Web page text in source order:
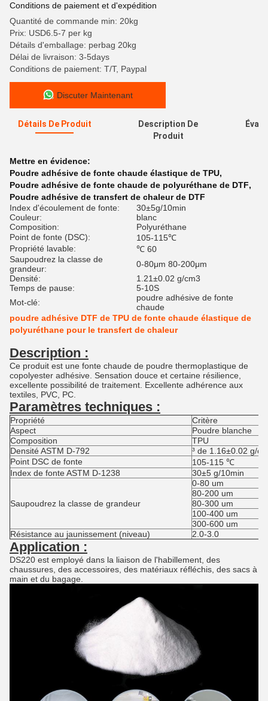
Conditions de paiement et d'expédition
Quantité de commande min: 20kg
Prix: USD6.5-7 per kg
Détails d'emballage: perbag 20kg
Délai de livraison: 3-5days
Conditions de paiement: T/T, Paypal
Discuter Maintenant
Détails De Produit
Description De
Produit
Mettre en évidence:
Poudre adhésive de fonte chaude élastique de TPU,
Poudre adhésive de fonte chaude de polyuréthane de DTF,
Poudre adhésive de transfert de chaleur de DTF
Index d'écoulement de fonte:
30±5g/10min
Couleur:
blanc
Composition:
Polyuréthane
Point de fonte (DSC):
105-115℃
Propriété lavable:
℃ 60
Saupoudrez la classe de
grandeur:
0-80μm 80-200μm
Densité:
1.21±0.02 g/cm3
Temps de pause:
5-10S
Mot-clé:
poudre adhésive de fonte
chaude
poudre adhésive DTF de TPU de fonte chaude élastique de
polyuréthane pour le transfert de chaleur
Description :
Ce produit est une fonte chaude de poudre thermoplastique de
copolyester adhésive. Sensation douce et certaine résilience,
excellente possibilité de traitement. Excellente adhérence aux
textiles, PVC, PC.
Paramètres techniques :
Propriété
Critère
Aspect
Poudre blanche
Composition
TPU
Densité ASTM D-792
³ de 1.16±0.02 g/cm
Point DSC de fonte
105-115 ℃
Index de fonte ASTM D-1238
30±5 g/10min
Saupoudrez la classe de grandeur
0-80 um
80-200 um
80-300 um
100-400 um
300-600 um
Résistance au jaunissement (niveau)
2.0-3.0
Application :
DS220 est employé dans la liaison de l'habillement, des
chaussures, des accessoires, des matériaux réfléchis, des sacs à
main et du bagage.